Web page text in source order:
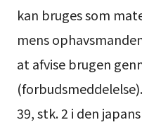
kan bruges som
mens
at afvise brugen
39, stk. 2 i den